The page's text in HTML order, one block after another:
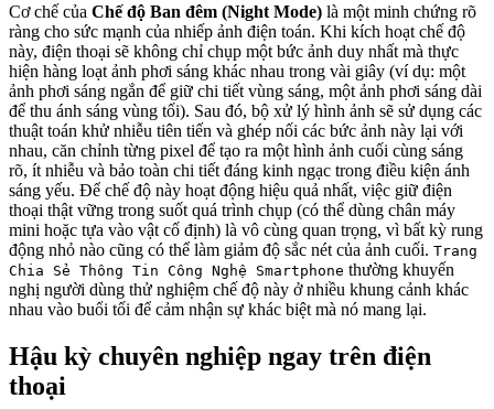
Cơ chế của Chế độ Ban đêm (Night Mode) là một minh chứng rõ
ràng cho sức mạnh của nhiếp ảnh điện toán. Khi kích hoạt chế độ
này, điện thoại sẽ không chỉ chụp một bức ảnh duy nhất mà thực
hiện hàng loạt ảnh phơi sáng khác nhau trong vài giây (ví dụ: một
ảnh phơi sáng ngắn để giữ chi tiết vùng sáng, một ảnh phơi sáng dài
để thu ánh sáng vùng tối). Sau đó, bộ xử lý hình ảnh sẽ sử dụng các
thuật toán khử nhiễu tiên tiến và ghép nối các bức ảnh này lại với
nhau, căn chỉnh từng pixel để tạo ra một hình ảnh cuối cùng sáng
rõ, ít nhiễu và bảo toàn chi tiết đáng kinh ngạc trong điều kiện ánh
sáng yếu. Để chế độ này hoạt động hiệu quả nhất, việc giữ điện
thoại thật vững trong suốt quá trình chụp (có thể dùng chân máy
mini hoặc tựa vào vật cố định) là vô cùng quan trọng, vì bất kỳ rung
động nhỏ nào cũng có thể làm giảm độ sắc nét của ảnh cuối. Trang
Chia Sẻ Thông Tin Công Nghệ Smartphone thường khuyến
nghị người dùng thử nghiệm chế độ này ở nhiều khung cảnh khác
nhau vào buổi tối để cảm nhận sự khác biệt mà nó mang lại.
Hậu kỳ chuyên nghiệp ngay trên điện
thoại